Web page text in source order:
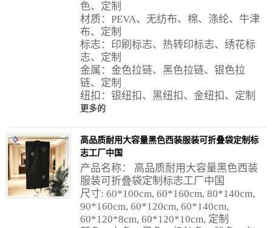
色、定制
材质：PEVA、无纺布、棉、涤纶、牛津
布、定制
标志：印刷标志、热转印标志、绣花标
志、定制
金属：金色拉链、黑色拉链、银色拉
链、定制
纽扣：银纽扣、黑纽扣、金纽扣、定制
更多的
高品质耐用大容量黑色西装服装可折叠袋定制标
志工厂中国
产品名称： 高品质耐用大容量黑色西装
服装可折叠袋定制标志工厂中国
尺寸: 60*100cm, 60*160cm, 80*140cm,
90*160cm, 60*120cm, 60*140cm,
60*120*8cm, 60*120*10cm, 定制